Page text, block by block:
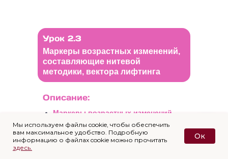
Урок 2.3
Описание:
Маркеры возрастных изменений,
составляющие нитевой
методики, вектора лифтинга
Маркеры возрастных изменений
(снижение качества кожи, мимические
морщины и складки, проявления
гравитационного птоза лица и развитие
возрастной деформации). Как их
Напишите, мы на связи!
Мы используем файлы cookie, чтобы обеспечить
вам максимальное удобство. Подробную
информацию о файлах cookie можно прочитать
здесь.
Ок